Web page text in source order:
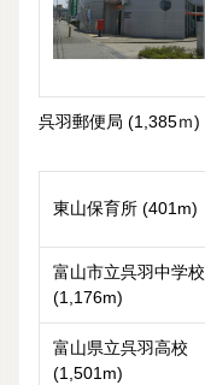
呉羽郵便局 (1,385ｍ)
東山保育所 (401m)
富山市立呉羽中学校
(1,176m)
富山県立呉羽高校
(1,501m)